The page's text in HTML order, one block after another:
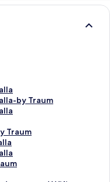
by Traum
Traum